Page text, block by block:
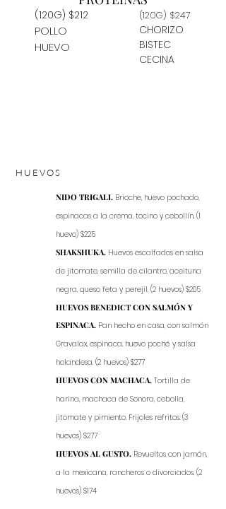
(120G) $212
POLLO
HUEVO
(120G) $247
CHORIZO
BISTEC
CECINA
HUEVOS
NIDO TRIGALI. Brioche, huevo pochado,
espinacas a la crema, tocino y cebollín. (1
huevo) $225
SHAKSHUKA. Huevos escalfados en salsa
de jitomate, semilla de cilantro, aceituna
negra, queso feta y perejil. (2 huevos) $205
HUEVOS BENEDICT CON SALMÓN Y
ESPINACA. Pan hecho en casa, con salmón
Gravalax, espinaca, huevo poché y salsa
holandesa. (2 huevos) $277
HUEVOS CON MACHACA. Tortilla de
harina, machaca de Sonora, cebolla,
jitomate y pimiento. Frijoles refritos. (3
huevos) $277
HUEVOS AL GUSTO. Revueltos con jamón,
a la mexicana, rancheros o divorciados. (2
huevos) $174